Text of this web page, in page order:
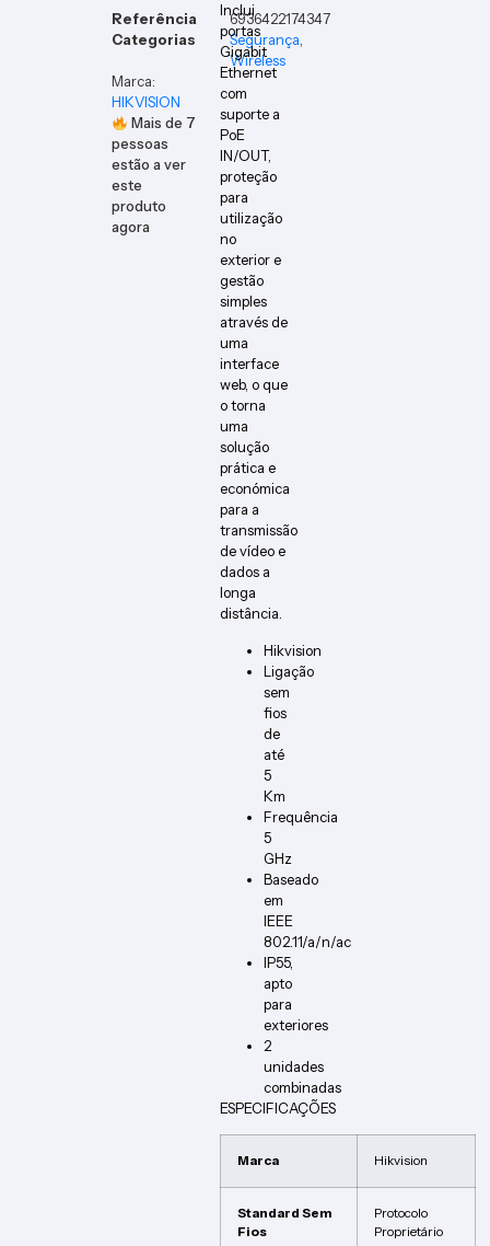
Referência
6936422174347
Categorias
Segurança,
Wireless
Marca:
HIKVISION
Mais de 7
pessoas
estão a ver
este
produto
agora
Inclui
portas
Gigabit
Ethernet
com
suporte a
PoE
IN/OUT,
proteção
para
utilização
no
exterior e
gestão
simples
através de
uma
interface
web, o que
o torna
uma
solução
prática e
económica
para a
transmissão
de vídeo e
dados a
longa
distância.
Hikvision
Ligação
sem
fios
de
até
5
Km
Frequência
5
GHz
Baseado
em
IEEE
802.11/a/n/ac
IP55,
apto
para
exteriores
2
unidades
combinadas
ESPECIFICAÇÕES
Marca Hikvision
Standard Sem
Fios
Protocolo
Proprietário